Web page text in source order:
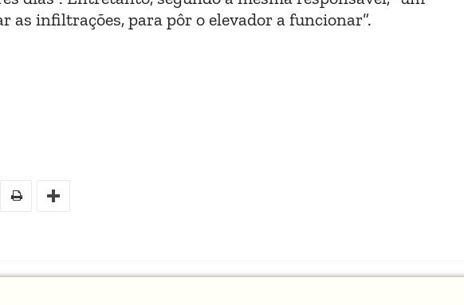
as infiltrações, para pôr o elevador a funcionar”.